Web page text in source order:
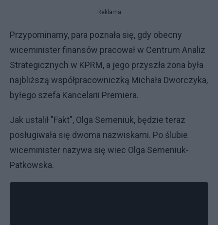
Reklama
Przypominamy, para poznała się, gdy obecny
wiceminister finansów pracował w Centrum Analiz
Strategicznych w KPRM, a jego przyszła żona była
najbliższą współpracowniczką Michała Dworczyka,
byłego szefa Kancelarii Premiera.
Jak ustalił "Fakt", Olga Semeniuk, będzie teraz
posługiwała się dwoma nazwiskami. Po ślubie
wiceminister nazywa się wiec Olga Semeniuk-
Patkowska.